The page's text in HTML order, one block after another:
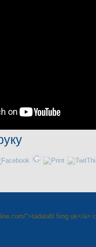
">tadalafil 5mg uk</a>